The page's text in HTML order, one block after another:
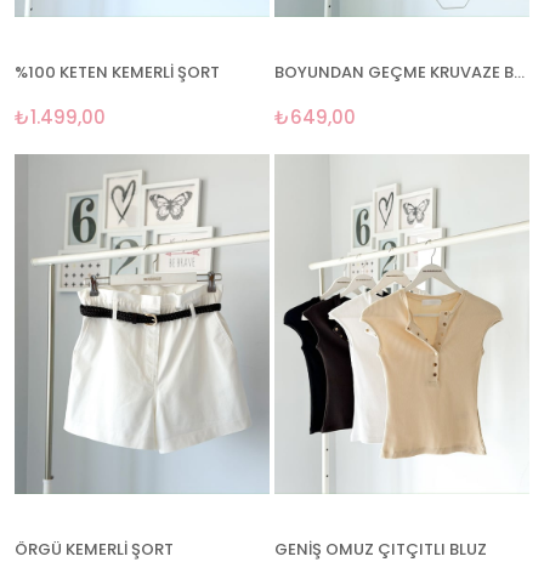
%100 KETEN KEMERLİ ŞORT
₺1.499,00
BOYUNDAN GEÇME KRUVAZE BLUZ
₺649,00
ÖRGÜ KEMERLİ ŞORT GENİŞ OMUZ ÇITÇITLI BLUZ